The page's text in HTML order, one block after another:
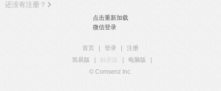
还没有注册？
点击重新加载
微信登录
首页 登录
注册
简易版
触屏版 电脑版
© Comsenz Inc.